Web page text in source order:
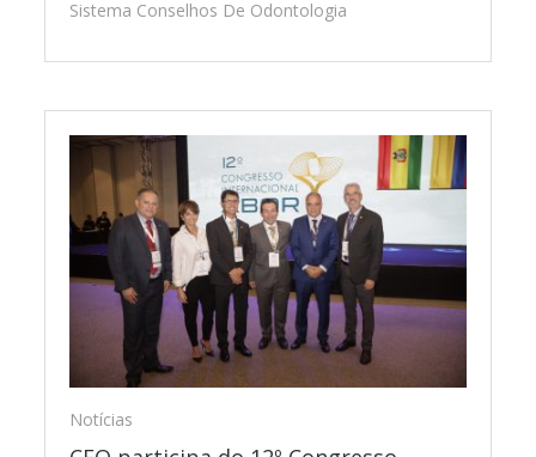
Sistema Conselhos De Odontologia
Notícias